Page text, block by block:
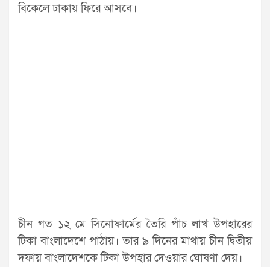
বিকেলে ঢাকায় ফিরে আসবে।
চীন গত ১২ মে সিনোফার্মের তৈরি পাঁচ লাখ উপহারের
টিকা বাংলাদেশে পাঠায়। তার ৯ দিনের মাথায় চীন দ্বিতীয়
দফায় বাংলাদেশকে টিকা উপহার দেওয়ার ঘোষণা দেয়।